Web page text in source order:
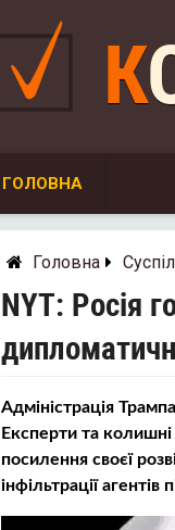
ГОЛОВНА
Головна
NYT: Росія
Адміністрація
Експерти та
посилення своєї
інфільтрації